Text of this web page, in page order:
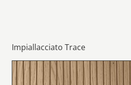
Impiallacciato Trace